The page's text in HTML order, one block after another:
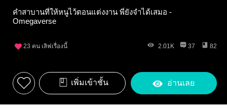
คำสาบานที่ให้หนูไว้ตอนแต่งงาน พี่ยังจำได้เสมอ -
Omegaverse
23 คน เลิฟเรื่องนี้ 2.01K 37 82
เพิ่มเข้าชั้น อ่านเลย